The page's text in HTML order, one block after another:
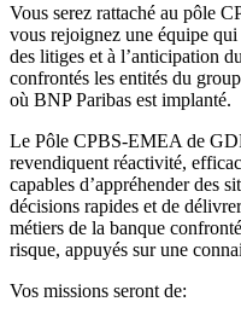
Vous serez rattaché au pôle
vous rejoignez une équipe
des litiges et à l’anticipation
confrontés les entités du
où BNP Paribas est implanté.
Le Pôle CPBS-EMEA de
revendiquent réactivité,
capables d’appréhender des
décisions rapides et de
métiers de la banque
risque, appuyés sur une
Vos missions seront de: